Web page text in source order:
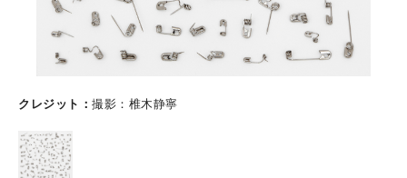
クレジット 撮影：椎木静寧